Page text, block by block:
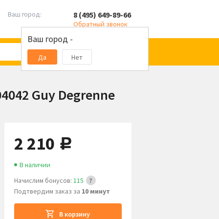
Ваш город:
Ваш город -
Да Нет
8 (495) 649-89-66
Обратный звонок
Guy Degrenne
2 210 руб.
Начислим бонусов: 115
Подтвердим заказ за 10 минут
В наличии
В корзину